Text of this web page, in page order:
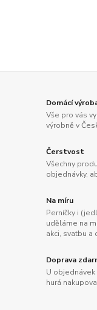
Domácí
Vše pro vás
výrobně v
Čerstvost
Všechny
objednávky,
Na míru
Perníčky i
uděláme na
akci, svatbu
Doprava
U objednávek
hurá